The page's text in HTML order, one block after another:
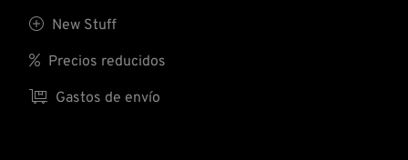
 New Stuff
 Precios reducidos
 Gastos de envío